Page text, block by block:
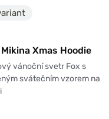
Xmas Hoodie
vánoční svetr Fox s
svátečním vzorem na